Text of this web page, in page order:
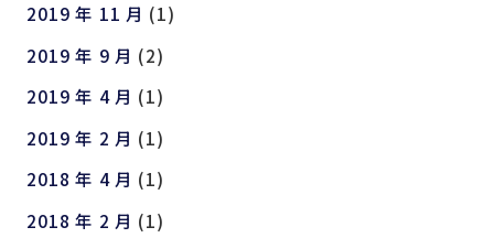
2019 年 11 月 (1)
2019 年 9 月 (2)
2019 年 4 月 (1)
2019 年 2 月 (1)
2018 年 4 月 (1)
2018 年 2 月 (1)